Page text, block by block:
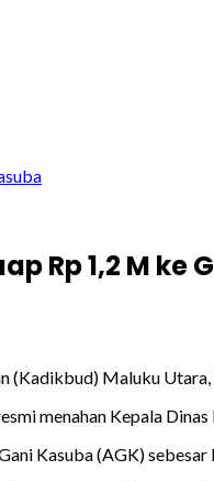
Rp 1,2 M ke
(Kadikbud) Maluku
menahan Kepala
Kasuba (AGK) sebesar